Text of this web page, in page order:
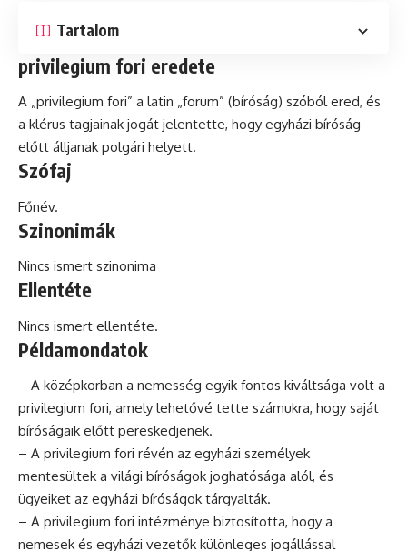
Tartalom
privilegium fori eredete
A „privilegium fori” a latin „forum” (bíróság) szóból ered, és
a klérus tagjainak jogát jelentette, hogy egyházi bíróság
előtt álljanak polgári helyett.
Szófaj
Főnév.
Szinonimák
Nincs ismert szinonima
Ellentéte
Nincs ismert ellentéte.
Példamondatok
– A középkorban a nemesség egyik fontos kiváltsága volt a
privilegium fori, amely lehetővé tette számukra, hogy saját
bíróságaik előtt pereskedjenek.
– A privilegium fori révén az egyházi személyek
mentesültek a világi bíróságok joghatósága alól, és
ügyeiket az egyházi bíróságok tárgyalták.
– A privilegium fori intézménye biztosította, hogy a
nemesek és egyházi vezetők különleges jogállással